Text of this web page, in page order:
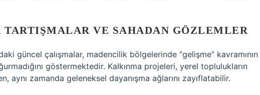
VE SAHADAN GÖZLEMLER
güncel çalışmalar, madencilik bölgelerinde “gelişme” kavramının
göstermektedir. Kalkınma projeleri, yerel toplulukların
aynı zamanda geleneksel dayanışma ağlarını zayıflatabilir.